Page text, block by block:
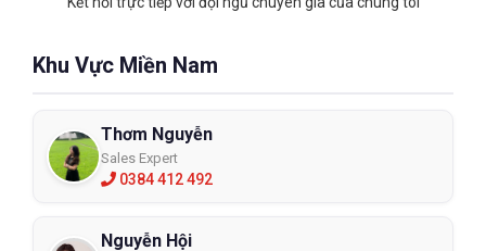
Khu Vực Miền Nam
Thơm Nguyễn
Sales Expert
0384 412 492
Nguyễn Hội